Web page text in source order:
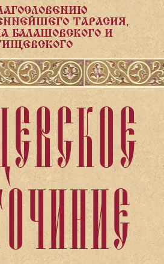
ТАРАСИЯ,
БАЛАШОВСКОГО И